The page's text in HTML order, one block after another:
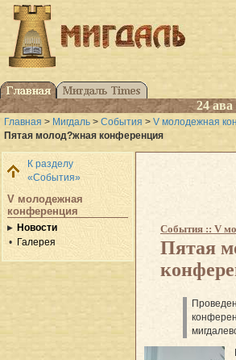
24 ава
Главная > Мигдаль > События > V молодежная
Пятая молод?жная конференция
К разделу
«События»
V молодежная
конференция
Новости
Галерея
События :: V
Пятая